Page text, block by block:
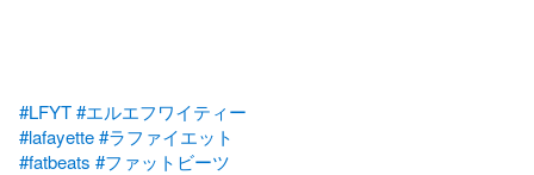
#LFYT#エルエフワイティー
#lafayette#ラファイエット
#fatbeats #ファットビーツ